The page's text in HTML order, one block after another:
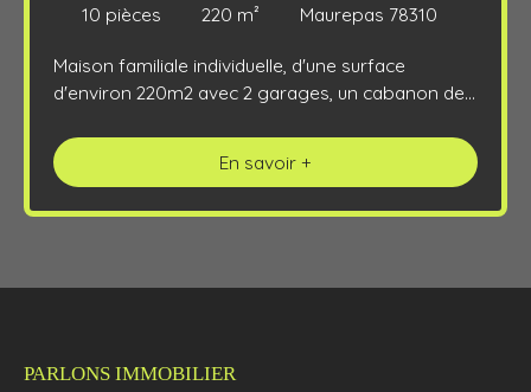
10 pièces 220 m² Maurepas 78310
Maison familiale individuelle, d'une surface
d'environ 220m2 avec 2 garages, un cabanon de
1121m2. La maison comprend au RDC, entrée par
le garage ou sur une grande pièce à définir,
dressing, une suite parentale avec espace
chambre. Deux autres chambres supplémentaire
En savoir +
PARLONS IMMOBILIER